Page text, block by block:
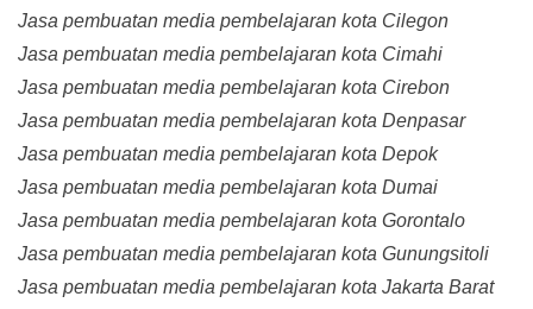
Jasa pembuatan media pembelajaran kota Cilegon
Jasa pembuatan media pembelajaran kota Cimahi
Jasa pembuatan media pembelajaran kota Cirebon
Jasa pembuatan media pembelajaran kota Denpasar
Jasa pembuatan media pembelajaran kota Depok
Jasa pembuatan media pembelajaran kota Dumai
Jasa pembuatan media pembelajaran kota Gorontalo
Jasa pembuatan media pembelajaran kota Gunungsitoli
Jasa pembuatan media pembelajaran kota Jakarta Barat